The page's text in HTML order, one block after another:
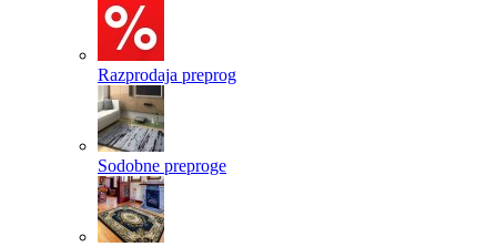
Razprodaja preprog
Sodobne preproge